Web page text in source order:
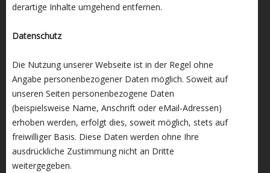
derartige Inhalte umgehend entfernen.
Datenschutz
Die Nutzung unserer Webseite ist in der Regel ohne
Angabe personenbezogener Daten möglich. Soweit auf
unseren Seiten personenbezogene Daten
(beispielsweise Name, Anschrift oder eMail-Adressen)
erhoben werden, erfolgt dies, soweit möglich, stets auf
freiwilliger Basis. Diese Daten werden ohne Ihre
ausdrückliche Zustimmung nicht an Dritte
weitergegeben.